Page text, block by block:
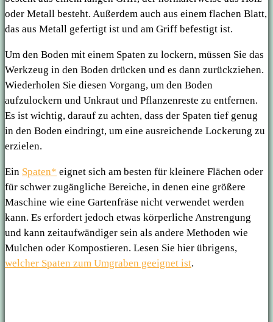
oder Metall besteht. Außerdem auch aus einem flachen Blatt,
das aus Metall gefertigt ist und am Griff befestigt ist.
Um den Boden mit einem Spaten zu lockern, müssen Sie das
Werkzeug in den Boden drücken und es dann zurückziehen.
Wiederholen Sie diesen Vorgang, um den Boden
aufzulockern und Unkraut und Pflanzenreste zu entfernen.
Es ist wichtig, darauf zu achten, dass der Spaten tief genug
in den Boden eindringt, um eine ausreichende Lockerung zu
erzielen.
Ein Spaten* eignet sich am besten für kleinere Flächen oder
für schwer zugängliche Bereiche, in denen eine größere
Maschine wie eine Gartenfräse nicht verwendet werden
kann. Es erfordert jedoch etwas körperliche Anstrengung
und kann zeitaufwändiger sein als andere Methoden wie
Mulchen oder Kompostieren. Lesen Sie hier übrigens,
welcher Spaten zum Umgraben geeignet ist.